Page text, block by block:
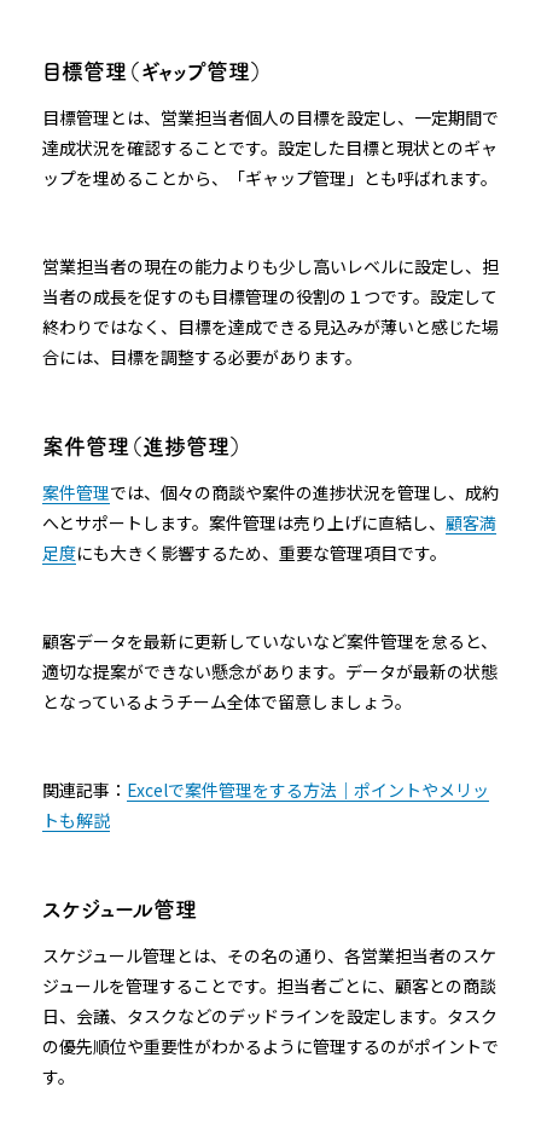
目標管理（ギャップ管理）
目標管理とは、営業担当者個人の目標を設定し、一定期間で
達成状況を確認することです。設定した目標と現状とのギャ
ップを埋めることから、「ギャップ管理」とも呼ばれます。
営業担当者の現在の能力よりも少し高いレベルに設定し、担
当者の成長を促すのも目標管理の役割の１つです。設定して
終わりではなく、目標を達成できる見込みが薄いと感じた場
合には、目標を調整する必要があります。
案件管理（進捗管理）
案件管理では、個々の商談や案件の進捗状況を管理し、成約
へとサポートします。案件管理は売り上げに直結し、 顧客満
足度にも大きく影響するため、重要な管理項目です。
顧客データを最新に更新していないなど案件管理を怠ると、
適切な提案ができない懸念があります。データが最新の状態
となっているようチーム全体で留意しましょう。
関連記事： Excelで案件管理をする方法｜ポイントやメリッ
トも解説
スケジュール管理
スケジュール管理とは、その名の通り、各営業担当者のスケ
ジュールを管理することです。担当者ごとに、顧客との商談
日、会議、タスクなどのデッドラインを設定します。タスク
の優先順位や重要性がわかるように管理するのがポイントで
す。